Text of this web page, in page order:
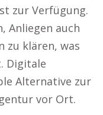
zur Verfügung.
Anliegen auch
zu klären, was
Digitale
Alternative zur
vor Ort.